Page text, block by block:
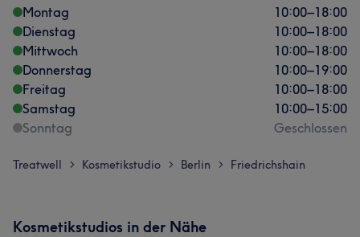
Montag
10:00–18:00
Dienstag
10:00–18:00
Mittwoch
10:00–18:00
Donnerstag
10:00–19:00
Freitag
10:00–18:00
Samstag
10:00–15:00
Sonntag
Geschlossen
Treatwell > Kosmetikstudio > Berlin > Friedrichshain
Kosmetikstudios in der Nähe